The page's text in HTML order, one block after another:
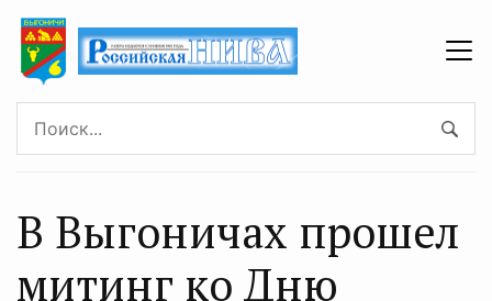
В Выгоничах прошел
митинг ко Дню